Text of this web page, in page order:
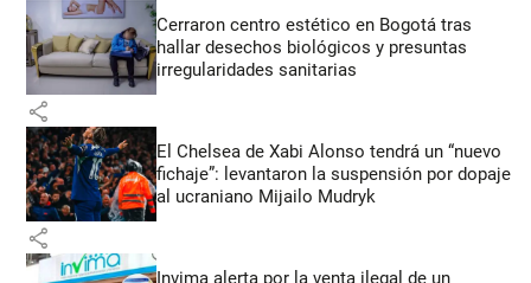
Cerraron centro estético en Bogotá tras
hallar desechos biológicos y presuntas
irregularidades sanitarias
share
El Chelsea de Xabi Alonso tendrá un “nuevo
fichaje”: levantaron la suspensión por dopaje
al ucraniano Mijailo Mudryk
share
Invima alerta por la venta ilegal de un